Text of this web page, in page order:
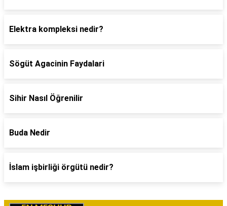
Elektra kompleksi nedir?
Sögüt Agacinin Faydalari
Sihir Nasıl Öğrenilir
Buda Nedir
İslam işbirliği örgütü nedir?